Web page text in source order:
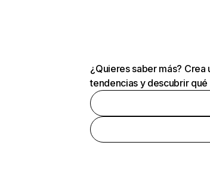
¿Quieres saber más? Crea
tendencias y descubrir